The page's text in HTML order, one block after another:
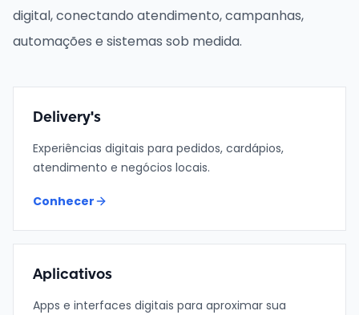
digital, conectando atendimento, campanhas,
automações e sistemas sob medida.
Delivery's
Experiências digitais para pedidos, cardápios,
atendimento e negócios locais.
Conhecer
Aplicativos
Apps e interfaces digitais para aproximar sua